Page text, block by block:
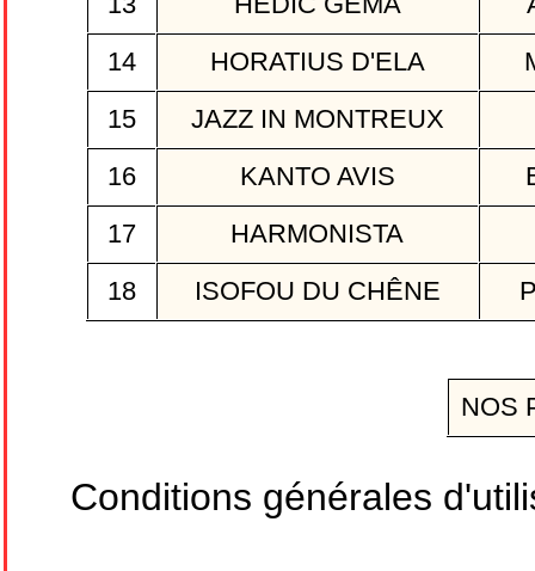
14
HORATIUS D'ELA
15
JAZZ IN MONTREUX
16
KANTO AVIS
17
HARMONISTA
18
ISOFOU DU CHÊNE
NOS
Conditions générales